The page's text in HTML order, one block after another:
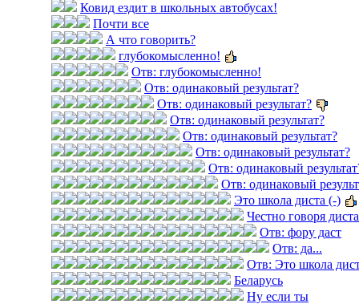
Ковид ездит в школьных автобусах!
Почти все
А что говорить?
глубокомысленно!
Отв: глубокомысленно!
Отв: одинаковый результат?
Отв: одинаковый результат?
Отв: одинаковый результат?
Отв: одинаковый результат?
Отв: одинаковый результат?
Отв: одинаковый
Отв: одинаковый
Это школа диста (-)
Честно говоря
Отв: фору даст
Отв: да...
Отв: Это школа
Беларусь
Ну если ты